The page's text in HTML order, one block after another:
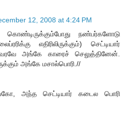
12, 2008 at 4:24 PM
கொண்டிருக்கும்போது நண்பர்களோடு
எதிரிலிருக்கும்) செட்டியார்
அங்கே காரைச் செலுத்தினேன்.
அங்கே மசால்பொரி.//
அந்த செட்டியார் கடைல பொரி